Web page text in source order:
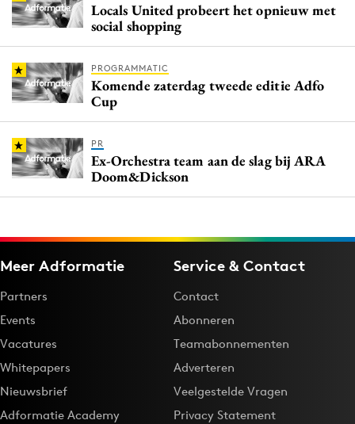
Locals United probeert het opnieuw met
social shopping
PROGRAMMATIC
Komende zaterdag tweede editie Adfo
Cup
PR
Ex-Orchestra team aan de slag bij ARA
Doom&Dickson
Meer Adformatie
Partners
Events
Vacatures
Whitepapers
Nieuwsbrief
Adformatie Academy
Service & Contact
Contact
Abonneren
Teamabonnementen
Adverteren
Veelgestelde Vragen
Privacy Statement